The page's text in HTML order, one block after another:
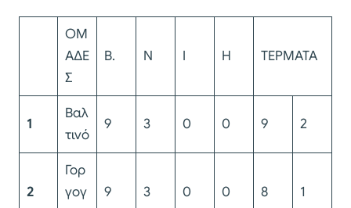
ΟΜ
ΑΔΕ
Σ
Β. Ν Ι Η ΤΕΡΜΑΤΑ
1
Βαλ
τινό
9 3 0 0 9 2
2
Γορ
γογ
9 3 0 0 8 1